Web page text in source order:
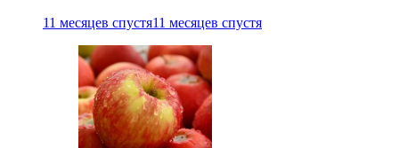
11 месяцев спустя11 месяцев спустя